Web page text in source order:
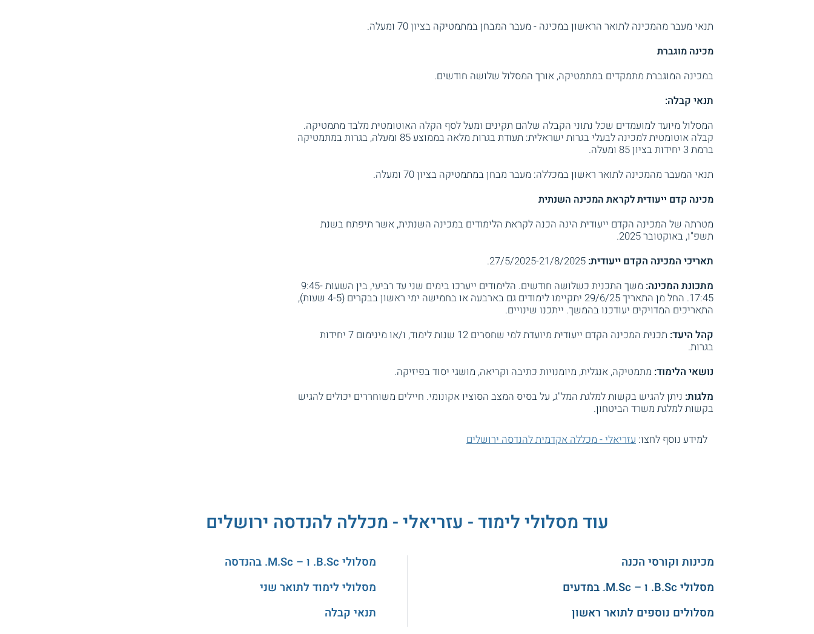
תנאי מעבר מהמכינה לתואר הראשון במכינה - מעבר המבחן במתמטיקה בציון 70 ומעלה.
מכינה מוגברת
במכינה המוגברת מתמקדים במתמטיקה, אורך המסלול שלושה חודשים.
תנאי קבלה:
המסלול מיועד למועמדים שכל נתוני הקבלה שלהם תקינים ומעל לסף הקלה האוטומטית מלבד מתמטיקה.
קבלה אוטומטית למכינה לבעלי בגרות ישראלית: תעודת בגרות מלאה בממוצע 85 ומעלה, בגרות במתמטיקה
ברמת 3 יחידות בציון 85 ומעלה.
תנאי המעבר מהמכינה לתואר ראשון במכללה: מעבר מבחן במתמטיקה בציון 70 ומעלה.
מכינה קדם ייעודית לקראת המכינה השנתית
מטרתה של המכינה הקדם ייעודית הינה הכנה לקראת הלימודים במכינה השנתית, אשר תיפתח בשנת
תשפ"ו, באוקטובר 2025.
תאריכי המכינה הקדם ייעודית: 27/5/2025-21/8/2025.
מתכונת המכינה:
משך התכנית כשלושה חודשים. הלימודים ייערכו בימים שני עד רביעי, בין השעות 9:45-
17:45. החל מן התאריך 29/6/25 יתקיימו לימודים גם בארבעה או בחמישה ימי ראשון בבקרים (4-5 שעות),
התאריכים המדויקים יעודכנו בהמשך. ייתכנו שינויים.
קהל היעד:
תכנית המכינה הקדם ייעודית מיועדת למי שחסרים 12 שנות לימוד, ו/או מינימום 7 יחידות
בגרות.
נושאי הלימוד: מתמטיקה, אנגלית, מיומנויות כתיבה וקריאה, מושגי יסוד בפיזיקה.
מלגות: ניתן להגיש בקשות למלגת המל"ג, על בסיס המצב הסוציו אקונומי. חיילים משוחררים יכולים להגיש
בקשות למלגת משרד הביטחון.
למידע נוסף לחצו: עזריאלי - מכללה אקדמית להנדסה ירושלים
עוד מסלולי לימוד - עזריאלי - מכללה להנדסה ירושלים
מכינות וקורסי הכנה
מסלולי B.Sc. ו – M.Sc. במדעים
מסלולים נוספים לתואר ראשון
מסלולי B.Sc. ו – M.Sc. בהנדסה
מסלולי לימוד לתואר שני
תנאי קבלה